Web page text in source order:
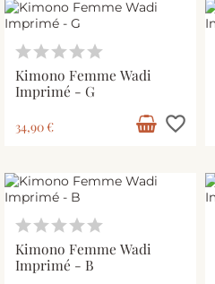
Kimono Femme Wadi
Imprimé - G
34,90 € favorite_border
Kimono Femme Wadi
Imprimé - B